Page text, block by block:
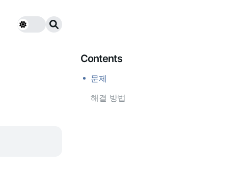
Contents
문제
해결 방법